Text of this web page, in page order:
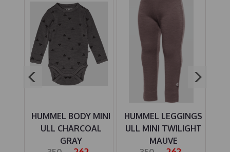
HUMMEL BODY MINI
ULL CHARCOAL
GRAY
HUMMEL LEGGINGS
ULL MINI TWILIGHT
MAUVE